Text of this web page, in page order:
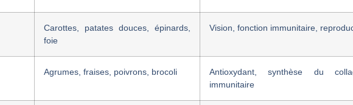
Carottes, patates douces, épinards,
foie
Vision, fonction immunitaire,
Agrumes, fraises, poivrons, brocoli
Antioxydant, synthèse du
immunitaire